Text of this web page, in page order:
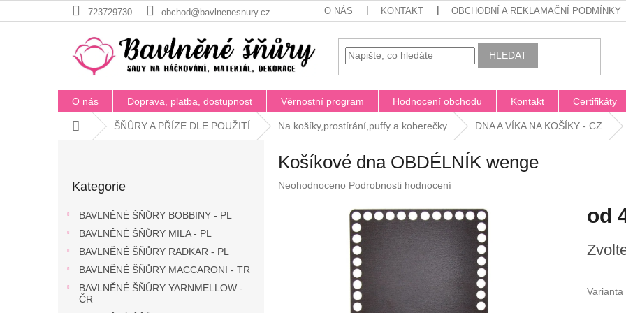
na
723729730 obchod@bavlnenesnury.cz O NÁS KONTAKT OBCHODNÍ A REKLAMAČNÍ PODMÍNKY
HLEDAT
O nás Doprava, platba, dostupnost Věrnostní program Hodnocení obchodu Kontakt Certifikáty
Domů ŠŇŮRY A PŘÍZE DLE POUŽITÍ Na košíky,prostírání,puffy a koberečky DNA A VÍKA NA KOŠÍKY - CZ
kategorie
Kategorie
BAVLNĚNÉ ŠŇŮRY BOBBINY - PL
BAVLNĚNÉ ŠŇŮRY MILA - PL
BAVLNĚNÉ ŠŇŮRY RADKAR - PL
BAVLNĚNÉ ŠŇŮRY MACCARONI - TR
BAVLNĚNÉ ŠŇŮRY YARNMELLOW -
ČR
Košíkové dna OBDÉLNÍK wenge
Průměrné
Neohodnoceno Podrobnosti hodnocení
od
cena:
Varianta